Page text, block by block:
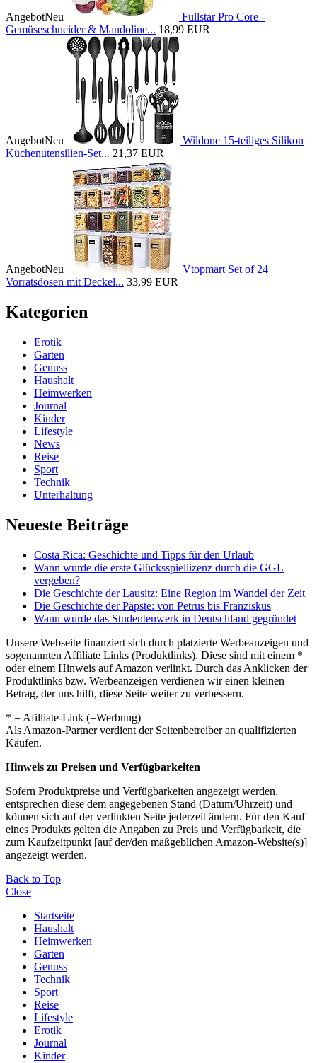
AngebotNeu
Fullstar Pro Core -
Gemüseschneider & Mandoline... 18,99 EUR
AngebotNeu
Wildone 15-teiliges Silikon
Küchenutensilien-Set... 21,37 EUR
AngebotNeu
Vtopmart Set of 24
Vorratsdosen mit Deckel... 33,99 EUR
Kategorien
Erotik
Garten
Genuss
Haushalt
Heimwerken
Journal
Kinder
Lifestyle
News
Reise
Sport
Technik
Unterhaltung
Neueste Beiträge
Costa Rica: Geschichte und Tipps für den Urlaub
Wann wurde die erste Glücksspiellizenz durch die GGL
vergeben?
Die Geschichte der Lausitz: Eine Region im Wandel der Zeit
Die Geschichte der Päpste: von Petrus bis Franziskus
Wann wurde das Studentenwerk in Deutschland gegründet
Unsere Webseite finanziert sich durch platzierte Werbeanzeigen und
sogenannten Affiliate Links (Produktlinks). Diese sind mit einem *
oder einem Hinweis auf Amazon verlinkt. Durch das Anklicken der
Produktlinks bzw. Werbeanzeigen verdienen wir einen kleinen
Betrag, der uns hilft, diese Seite weiter zu verbessern.
* = Afilliate-Link (=Werbung)
Als Amazon-Partner verdient der Seitenbetreiber an qualifizierten
Käufen.
Hinweis zu Preisen und Verfügbarkeiten
Sofern Produktpreise und Verfügbarkeiten angezeigt werden,
entsprechen diese dem angegebenen Stand (Datum/Uhrzeit) und
können sich auf der verlinkten Seite jederzeit ändern. Für den Kauf
eines Produkts gelten die Angaben zu Preis und Verfügbarkeit, die
zum Kaufzeitpunkt [auf der/den maßgeblichen Amazon-Website(s)]
angezeigt werden.
Back to Top
Close
Startseite
Haushalt
Heimwerken
Garten
Genuss
Technik
Sport
Reise
Lifestyle
Erotik
Journal
Kinder